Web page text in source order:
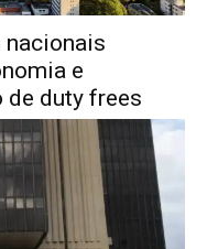
nacionais
e
duty frees